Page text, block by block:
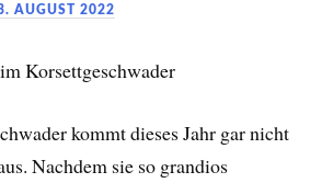
AUGUST 2022
Korsettgeschwader
kommt dieses Jahr gar nicht
Nachdem sie so grandios